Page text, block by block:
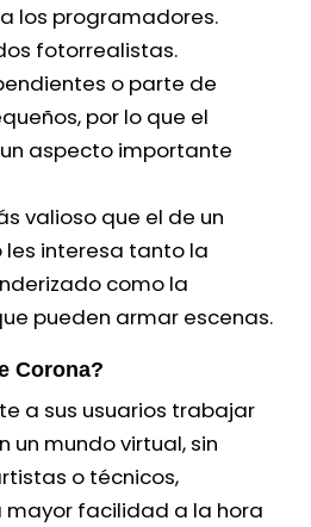
los programadores.
fotorrealistas.
o parte de
por lo que el
aspecto importante
valioso que el de un
interesa tanto la
como la
pueden armar escenas.
Corona?
a sus usuarios trabajar
mundo virtual, sin
o técnicos,
mayor facilidad a la hora